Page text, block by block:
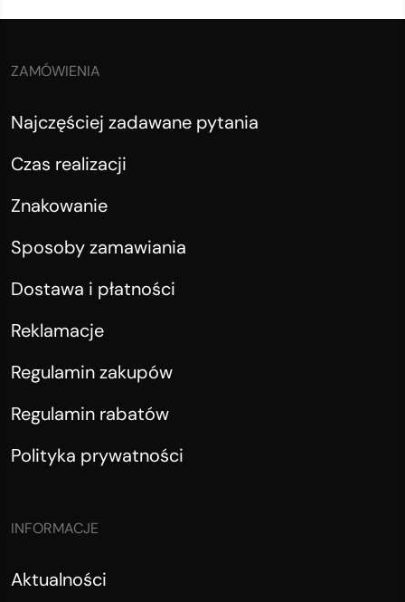
ZAMÓWIENIA
Najczęściej zadawane pytania
Czas realizacji
Znakowanie
Sposoby zamawiania
Dostawa i płatności
Reklamacje
Regulamin zakupów
Regulamin rabatów
Polityka prywatności
INFORMACJE
Aktualności